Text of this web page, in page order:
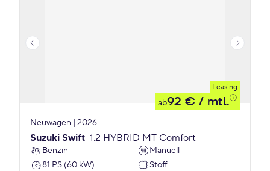
Leasing
ab92 € / mtl.
Neuwagen | 2026
Suzuki Swift 1.2 HYBRID MT Comfort
Benzin
Manuell
81 PS (60 kW)
Stoff